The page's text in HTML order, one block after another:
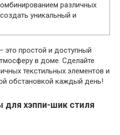
различных
уникальный и
это простой и доступный
в доме. Сделайте
текстильных элементов и
обстановкой каждый день!
для хэппи-шик стиля